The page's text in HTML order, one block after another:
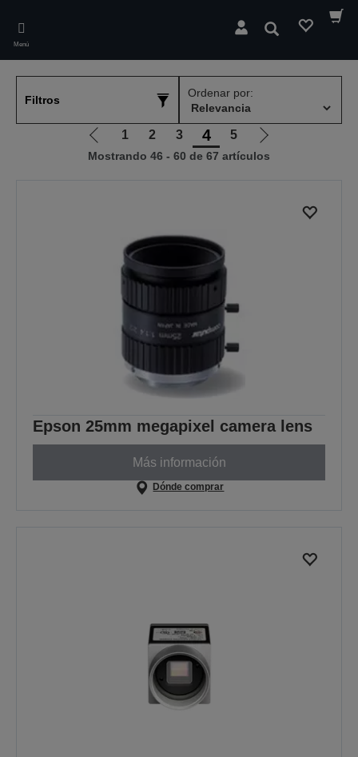
main
content
Menú
Buscar
Filtros
Ordenar por:
Ir
a
1 2 3 4 5
Ir
a
siguiente
Mostrando 46 - 60 de 67 artículos
Epson 25mm megapixel camera lens
Más información
Dónde comprar